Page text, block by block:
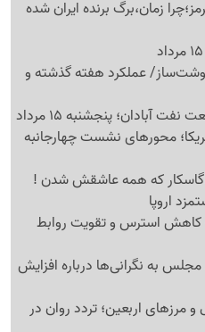
زمان،برگ برنده ایران شده
عملکرد هفته گذشته و
آبادان؛ پنجشنبه 15 مرداد
محورهای نشست چهارجانبه
که همه عاشقش شدن !
اروپا
کاهش استرس و تقویت روابط
به نگرانی‌ها درباره افزایش
اربعین؛ تردد روان در